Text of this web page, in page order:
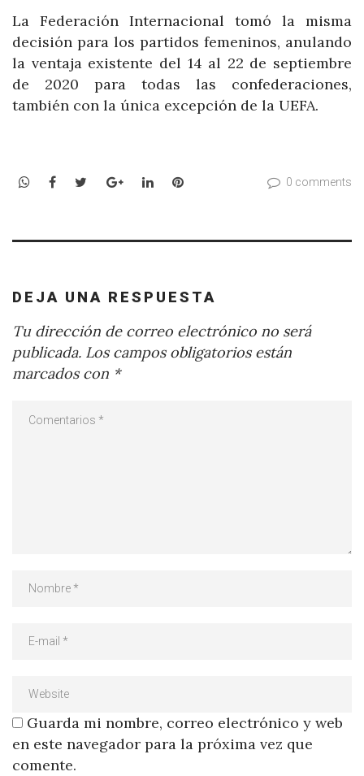
La Federación Internacional tomó la misma
decisión para los partidos femeninos, anulando
la ventaja existente del 14 al 22 de septiembre
de 2020 para todas las confederaciones,
también con la única excepción de la UEFA.
WhatsApp
Facebook
TwitterGoogle+LinkedInPinterest 0 comments
DEJA UNA RESPUESTA
Tu dirección de correo electrónico no será
publicada. Los campos obligatorios están
marcados con *
Guarda mi nombre, correo electrónico y web
en este navegador para la próxima vez que
comente.